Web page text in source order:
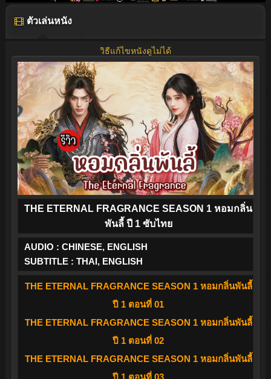
ตัวเล่นหนัง
วิธีแก้ไขหนังดูไม่ได้
THE ETERNAL FRAGRANCE SEASON 1 หอมกลิ่น
พันลี้ ปี 1 ซับไทย
AUDIO : CHINESE, ENGLISH
SUBTITLE : THAI, ENGLISH
THE ETERNAL FRAGRANCE SEASON 1 หอมกลิ่นพันลี้
ปี 1 ตอนที่ 01
THE ETERNAL FRAGRANCE SEASON 1 หอมกลิ่นพันลี้
ปี 1 ตอนที่ 02
THE ETERNAL FRAGRANCE SEASON 1 หอมกลิ่นพันลี้
ปี 1 ตอนที่ 03